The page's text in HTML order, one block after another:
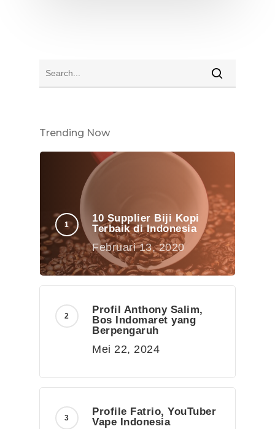
Trending Now
10 Supplier Biji Kopi
Terbaik di Indonesia
Februari 13, 2020
Profil Anthony Salim,
Bos Indomaret yang
Berpengaruh
Mei 22, 2024
Profile Fatrio, YouTuber
Vape Indonesia